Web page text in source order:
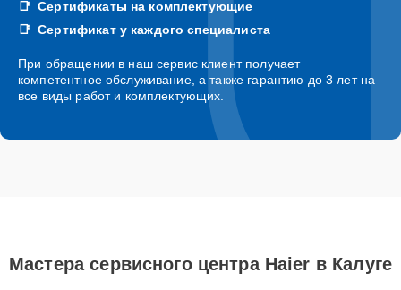
Сертификаты на комплектующие
Сертификат у каждого специалиста
При обращении в наш сервис клиент получает
компетентное обслуживание, а также гарантию до 3 лет на
все виды работ и комплектующих.
Мастера сервисного центра Haier в Калуге